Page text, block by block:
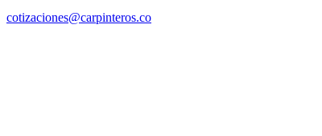
cotizaciones@carpinteros.co